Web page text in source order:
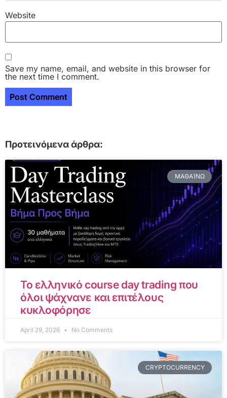
Website
Save my name, email, and website in this browser for
the next time I comment.
Προτεινόμενα άρθρα:
ΜΑΘΑΊΝΩ
Το ελληνικό course day trading που
όλοι ψάχνανε και επιτέλους
κυκλοφόρησε
April 29, 2026 No Comments
CRYPTOCURRENCY